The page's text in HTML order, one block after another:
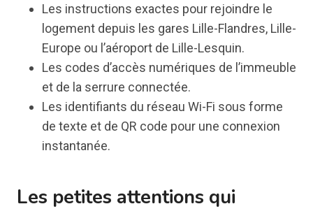
Les instructions exactes pour rejoindre le
logement depuis les gares Lille-Flandres, Lille-
Europe ou l’aéroport de Lille-Lesquin.
Les codes d’accès numériques de l’immeuble
et de la serrure connectée.
Les identifiants du réseau Wi-Fi sous forme
de texte et de QR code pour une connexion
instantanée.
Les petites attentions qui